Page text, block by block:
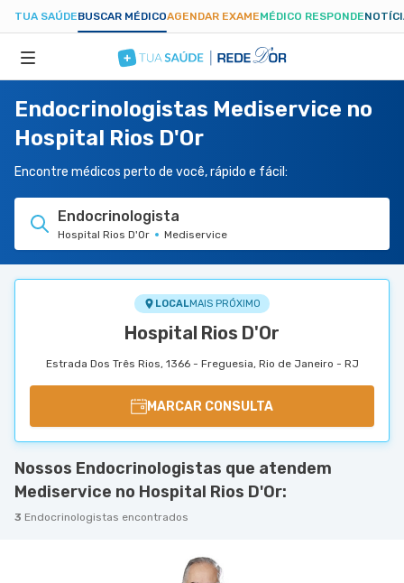
TUA SAÚDEBUSCAR MÉDICOAGENDAR EXAMEMÉDICO RESPONDE
ESPECIALIDADES
HOSPITAIS
TUASAUDE.COM
Endocrinologistas Mediservice no
Hospital Rios D'Or
Encontre médicos perto de você, rápido e fácil:
Endocrinologista
Hospital Rios D'Or Mediservice
LOCALMAIS PRÓXIMO
Hospital Rios D'Or
Estrada Dos Três Rios, 1366 - Freguesia, Rio de Janeiro - RJ
MARCAR CONSULTA
Nossos Endocrinologistas que atendem
Mediservice no Hospital Rios D'Or:
3 Endocrinologistas encontrados